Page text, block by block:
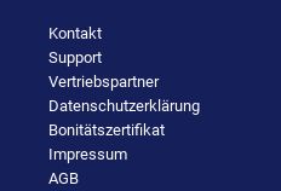
Kontakt
Support
Vertriebspartner
Datenschutzerklärung
Bonitätszertifikat
Impressum
AGB